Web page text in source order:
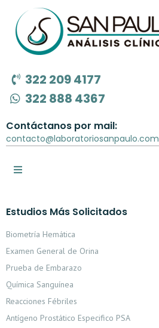
322 209 4177
322 888 4367
Contáctanos por mail:
contacto@laboratoriosanpaulo.com
Estudios Más Solicitados
Biometría Hemática
Examen General de Orina
Prueba de Embarazo
Química Sanguínea
Reacciones Fébriles
Antígeno Prostático Especifico PSA